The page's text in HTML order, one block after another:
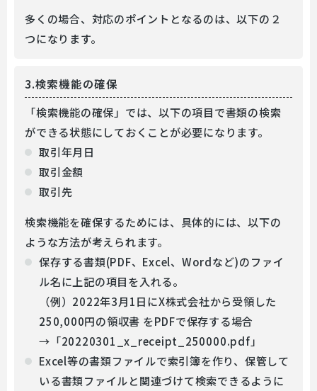
多くの場合、対応のポイントとなるのは、以下の２
つになります。
3.検索機能の確保
「検索機能の確保」では、以下の項目で書類の検索
ができる状態にしておくことが必要になります。
取引年月日
取引金額
取引先
検索機能を確保するためには、具体的には、以下の
ような方法が考えられます。
保存する書類(PDF、Excel、Wordなど)のファイ
ル名に上記の項目を入れる。
（例）2022年3月1日にX株式会社から受領した
250,000円の領収書 をPDFで保存する場合
→「20220301_x_receipt_250000.pdf」
Excel等の書類ファイルで索引簿を作り、保管して
いる書類ファイルと関連づけて検索できるように